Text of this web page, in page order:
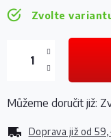
Zvolte
Doprava již od
Můžeme doručit již: